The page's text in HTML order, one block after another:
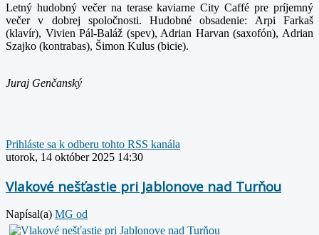
Letný hudobný večer na terase kaviarne City Caffé pre príjemný
večer v dobrej spoločnosti. Hudobné obsadenie: Arpi Farkaš
(klavír), Vivien Pál-Baláž (spev), Adrian Harvan (saxofón), Adrian
Szajko (kontrabas), Šimon Kulus (bicie).
Juraj Genčanský
Prihláste sa k odberu tohto RSS kanála
utorok, 14 október 2025 14:30
Vlakové nešťastie pri Jablonove nad Turňou
Napísal(a) MG od